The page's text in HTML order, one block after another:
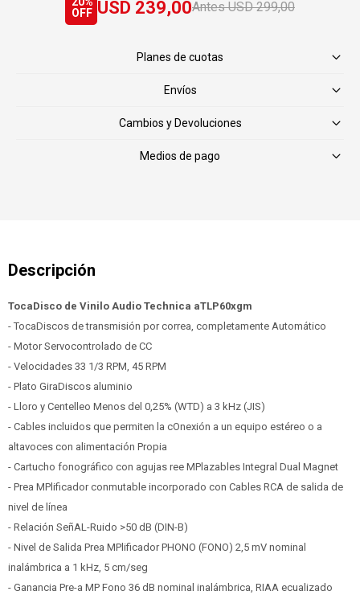
USD 239,00 USD 299,00
Planes de cuotas
Envíos
Cambios y Devoluciones
Medios de pago
TocaDisco de Vinilo Audio Technica aTLP60xgm
- TocaDiscos de transmisión por correa, completamente Automático
- Motor Servocontrolado de CC
- Velocidades 33 1/3 RPM, 45 RPM
- Plato GiraDiscos aluminio
- Lloro y Centelleo Menos del 0,25% (WTD) a 3 kHz (JIS)
- Cables incluidos que permiten la cOnexión a un equipo estéreo o a
altavoces con alimentación Propia
- Cartucho fonográfico con agujas ree MPlazables Integral Dual Magnet
- Prea MPlificador conmutable incorporado con Cables RCA de salida de
nivel de línea
- Relación SeñAL-Ruido >50 dB (DIN-B)
- Nivel de Salida Prea MPlificador PHONO (FONO) 2,5 mV nominal
inalámbrica a 1 kHz, 5 cm/seg
- Ganancia Pre-a MP Fono 36 dB nominal inalámbrica, RIAA ecualizado